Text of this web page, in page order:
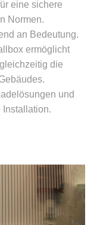
eine sichere
Normen.
an Bedeutung.
ermöglicht
die
und
Installation.